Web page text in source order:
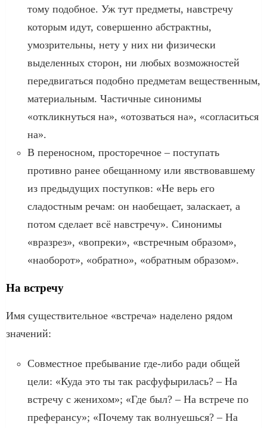
тому подобное. Уж тут предметы, навстречу
которым идут, совершенно абстрактны,
умозрительны, нету у них ни физически
выделенных сторон, ни любых возможностей
передвигаться подобно предметам вещественным,
материальным. Частичные синонимы
«откликнуться на», «отозваться на», «согласиться
на».
В переносном, просторечное – поступать
противно ранее обещанному или явствовавшему
из предыдущих поступков: «Не верь его
сладостным речам: он наобещает, заласкает, а
потом сделает всё навстречу». Синонимы
«вразрез», «вопреки», «встречным образом»,
«наоборот», «обратно», «обратным образом».
На встречу
Имя существительное «встреча» наделено рядом
значений:
Совместное пребывание где-либо ради общей
цели: «Куда это ты так расфуфырилась? – На
встречу с женихом»; «Где был? – На встрече по
преферансу»; «Почему так волнуешься? – На